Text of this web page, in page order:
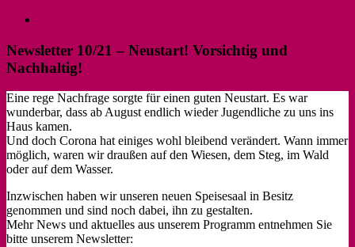
Skip
contentBild
Newsletter 10/21 – Neustart! Vorsichtig und
Nachhaltig!
Eine rege Nachfrage sorgte für einen guten Neustart. Es war
wunderbar, dass ab August endlich wieder Jugendliche zu uns ins
Haus kamen.
Und doch Corona hat einiges wohl bleibend verändert. Wann immer
möglich, waren wir draußen auf den Wiesen, dem Steg, im Wald
oder auf dem Wasser.
Inzwischen haben wir unseren neuen Speisesaal in Besitz
genommen und sind noch dabei, ihn zu gestalten.
Mehr News und aktuelles aus unserem Programm entnehmen Sie
bitte unserem Newsletter: